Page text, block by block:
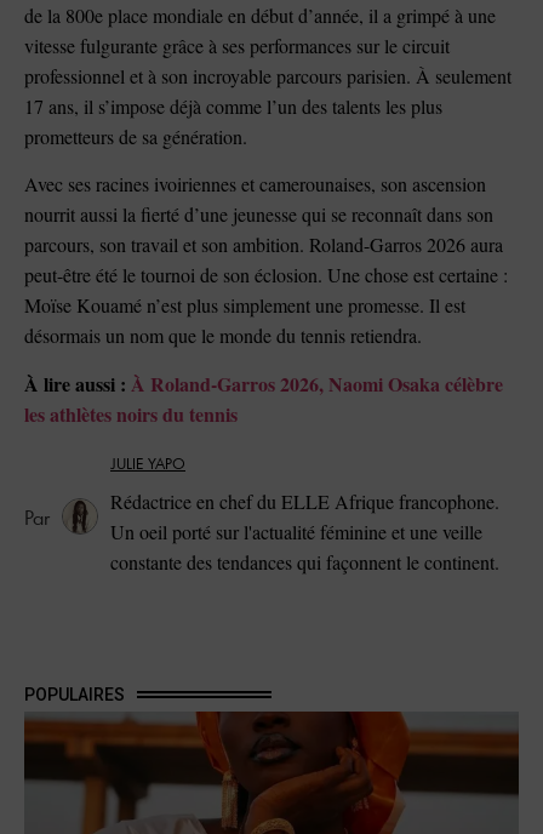
de la 800e place mondiale en début d’année, il a grimpé à une
vitesse fulgurante grâce à ses performances sur le circuit
professionnel et à son incroyable parcours parisien. À seulement
17 ans, il s’impose déjà comme l’un des talents les plus
prometteurs de sa génération.
Avec ses racines ivoiriennes et camerounaises, son ascension
nourrit aussi la fierté d’une jeunesse qui se reconnaît dans son
parcours, son travail et son ambition. Roland-Garros 2026 aura
peut-être été le tournoi de son éclosion. Une chose est certaine :
Moïse Kouamé n’est plus simplement une promesse. Il est
désormais un nom que le monde du tennis retiendra.
À lire aussi : À Roland-Garros 2026, Naomi Osaka célèbre
les athlètes noirs du tennis
JULIE YAPO
Rédactrice en chef du ELLE Afrique francophone.
Un oeil porté sur l'actualité féminine et une veille
constante des tendances qui façonnent le continent.
POPULAIRES